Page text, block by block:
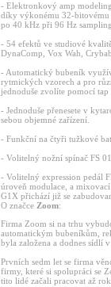
- Elektronkový amp
díky výkonému 32-bitovému
po 40 kHz při 96 Hz
- 54 efektů ve studiové
DynaComp, Vox Wah,
- Automatický bubeník
rytmických vzorech a pro
jednoduše zvolíte pomocí tap
- Jednoduše přenesete v
sebou objemné zařízení.
- Funkční na čtyři tužkové
- Volitelný nožní spínač FS
- Volitelný expression pedál
úroveň modulace, a mixovací
G1X přichází již se
O značce Zoom:
Firma Zoom si na trhu
automatickým bubeníkům,
byla založena a dodnes sídlí v
Prvních sedm let se firma
firmy, které si spolupráci se
tito lidé začali pracovat až